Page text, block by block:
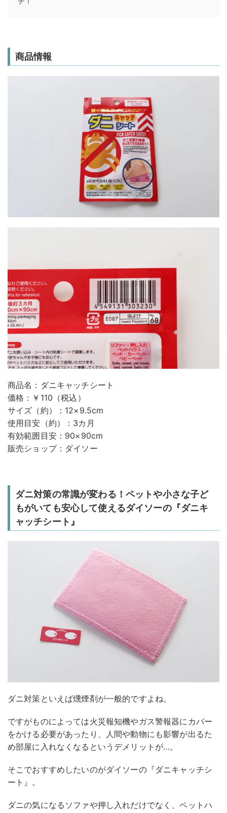
商品情報
商品名：ダニキャッチシート
価格：￥110（税込）
サイズ（約）：12×9.5cm
使用目安（約）：3カ月
有効範囲目安：90×90cm
販売ショップ：ダイソー
ダニ対策の常識が変わる！ペットや小さな子ど
もがいても安心して使えるダイソーの『ダニキ
ャッチシート』
ダニ対策といえば燻煙剤が一般的ですよね。
ですがものによっては火災報知機やガス警報器にカバー
をかける必要があったり、人間や動物にも影響が出るた
め部屋に入れなくなるというデメリットが…。
そこでおすすめしたいのがダイソーの『ダニキャッチシ
ート』。
ダニの気になるソファや押し入れだけでなく、ペットハ